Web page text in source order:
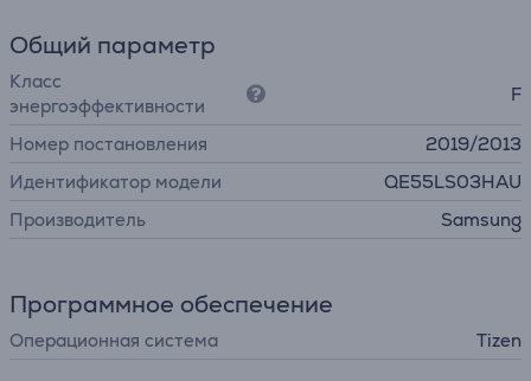
Общий параметр
Класс
энергоэффективности
F
Номер постановления
2019/2013
Идентификатор модели
QE55LS03HAU
Производитель
Samsung
Программное обеспечение
Операционная система Tizen